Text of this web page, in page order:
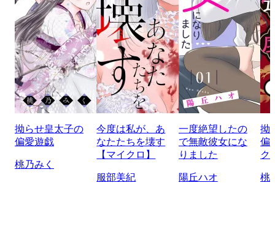
拗らせ皇太子の
偏愛遊戯
桃乃みく
今度は私が、あ
なたたちを壊す
【マイクロ】
服部美紀
一度絶望したの
で無敵彼女にな
りました
陽丘ハオ
拗
偏
ク
桃